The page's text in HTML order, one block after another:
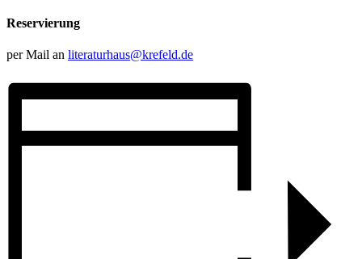
Reservierung
per Mail an literaturhaus@krefeld.de